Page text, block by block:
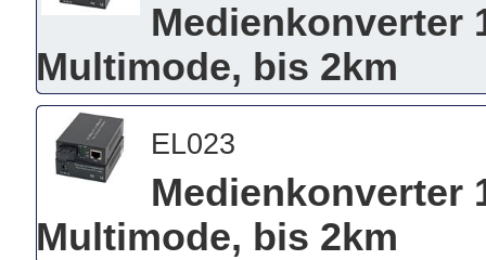
Medienkonverter
Multimode, bis 2km
EL023
Medienkonverter
Multimode, bis 2km